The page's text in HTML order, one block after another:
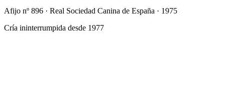
Afijo nº 896 · Real Sociedad Canina de España · 1975
Cría ininterrumpida desde 1977